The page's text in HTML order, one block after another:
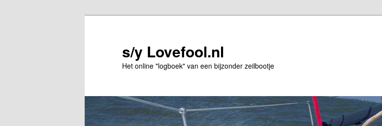
s/y Lovefool.nl
Het online "logboek" van een bijzonder zeilbootje